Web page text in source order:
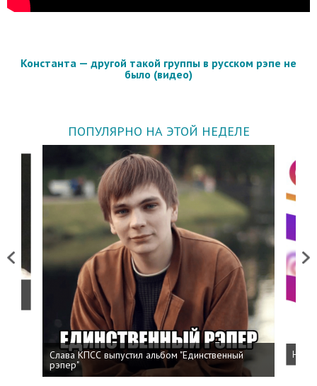
Константа — другой такой группы в русском рэпе не
было (видео)
ПОПУЛЯРНО НА ЭТОЙ НЕДЕЛЕ
Previous
Слава КПСС выпустил альбом "Единственный
рэпер"
Next